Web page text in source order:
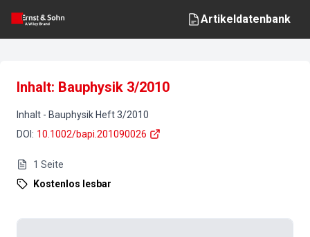
Artikeldatenbank
Inhalt: Bauphysik 3/2010
Inhalt - Bauphysik Heft3/2010
DOI : 10.1002/bapi.201090026
1 Seite
Kostenlos lesbar